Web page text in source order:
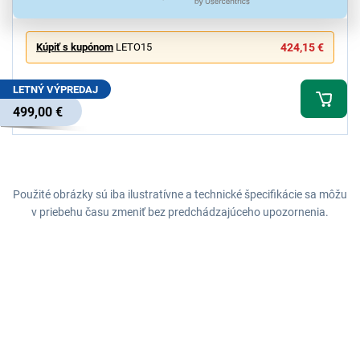
Kúpiť s kupónom LETO15 424,15 €
LETNÝ VÝPREDAJ
499,00 €
Použité obrázky sú iba ilustratívne a technické špecifikácie sa môžu
v priebehu času zmeniť bez predchádzajúceho upozornenia.